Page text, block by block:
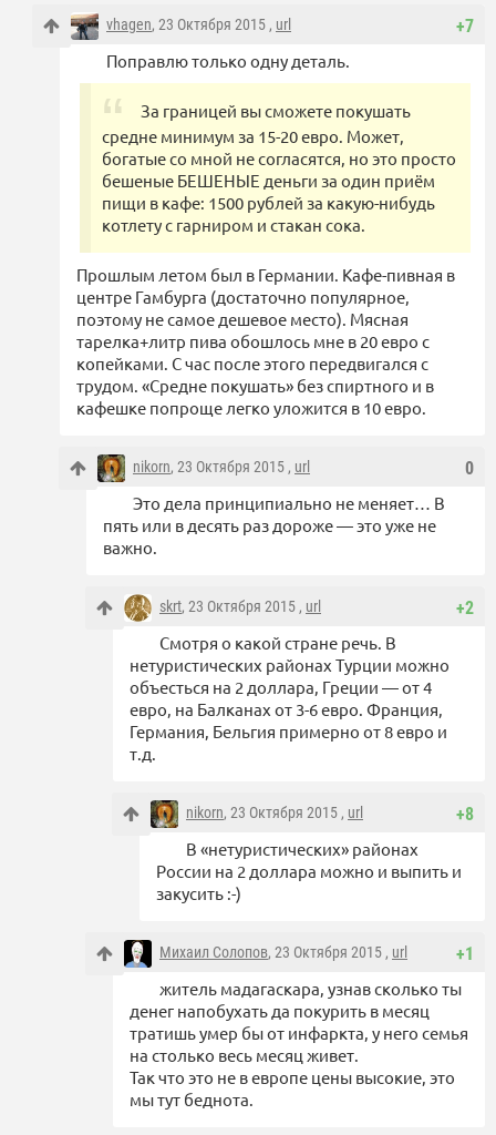
+7
vhagen, 23 Октября 2015 , url
Поправлю только одну деталь.
За границей вы сможете покушать
средне минимум за 15-20 евро. Может,
богатые со мной не согласятся, но это просто
бешеные БЕШЕНЫЕ деньги за один приём
пищи в кафе: 1500 рублей за какую-нибудь
котлету с гарниром и стакан сока.
Прошлым летом был в Германии. Кафе-пивная в
центре Гамбурга (достаточно популярное,
поэтому не самое дешевое место). Мясная
тарелка+литр пива обошлось мне в 20 евро с
копейками. С час после этого передвигался с
трудом. «Средне покушать» без спиртного и в
кафешке попроще легко уложится в 10 евро.
0
nikorn, 23 Октября 2015 , url
Это дела принципиально не меняет… В
пять или в десять раз дороже — это уже не
важно.
+2
skrt, 23 Октября 2015 , url
Смотря о какой стране речь. В
нетуристических районах Турции можно
объесться на 2 доллара, Греции — от 4
евро, на Балканах от 3-6 евро. Франция,
Германия, Бельгия примерно от 8 евро и
т.д.
+8
nikorn, 23 Октября 2015 , url
В «нетуристических» районах
России на 2 доллара можно и выпить и
закусить :-)
+1
Михаил Солопов, 23 Октября 2015 , url
житель мадагаскара, узнав сколько ты
денег напобухать да покурить в месяц
тратишь умер бы от инфаркта, у него семья
на столько весь месяц живет.
Так что это не в европе цены высокие, это
мы тут беднота.